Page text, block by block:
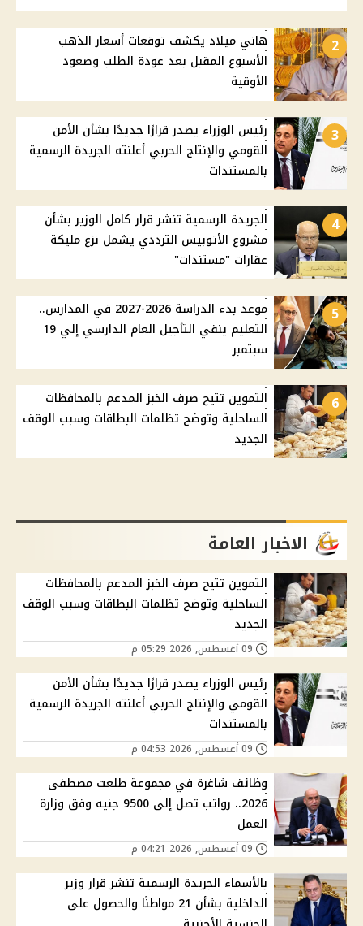
2
هاني ميلاد يكشف توقعات أسعار الذهب
الأسبوع المقبل بعد عودة الطلب وصعود
الأوقية
3
رئيس الوزراء يصدر قرارًا جديدًا بشأن الأمن
القومي والإنتاج الحربي أعلنته الجريدة الرسمية
بالمستندات
4
الجريدة الرسمية تنشر قرار كامل الوزير بشأن
مشروع الأتوبيس الترددي يشمل نزع مليكة
عقارات "مستندات"
5
موعد بدء الدراسة 2026-2027 في المدارس..
التعليم ينفي التأجيل العام الدارسي إلي 19
سبتمبر
6
التموين تتيح صرف الخبز المدعم بالمحافظات
الساحلية وتوضح تظلمات البطاقات وسبب الوقف
الجديد
الاخبار العامة
التموين تتيح صرف الخبز المدعم بالمحافظات
الساحلية وتوضح تظلمات البطاقات وسبب الوقف
الجديد
رئيس الوزراء يصدر قرارًا جديدًا بشأن الأمن
القومي والإنتاج الحربي أعلنته الجريدة الرسمية
بالمستندات
وظائف شاغرة في مجموعة طلعت مصطفى
2026.. رواتب تصل إلى 9500 جنيه وفق وزارة
العمل
بالأسماء الجريدة الرسمية تنشر قرار وزير
الداخلية بشأن 21 مواطنًا والحصول على